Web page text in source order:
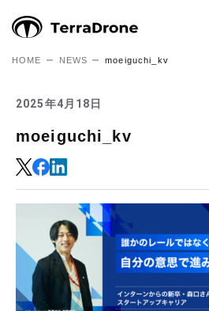
HOME NEWS moeiguchi_kv
2025年4月18日
moeiguchi_kv